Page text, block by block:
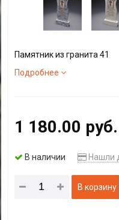
Памятник из гранита 41
Подробнее
1 180.00 руб.
В наличии Нашли
В корзину